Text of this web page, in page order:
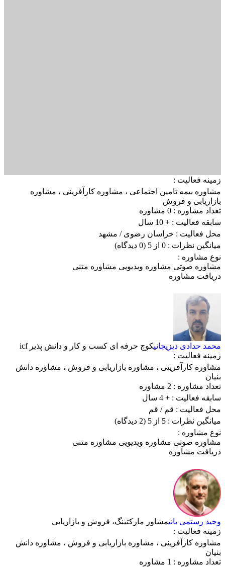
زمینه فعالیت :
مشاوره بیمه تامین اجتماعی ، مشاوره کارآفرینی ، مشاوره
بازاریابی و فروش
تعداد مشاوره : 0 مشاوره
سابقه فعالیت : + 10 سال
محل فعالیت : خراسان رضوی/ مشهد
میانگین نظرات : 0 از 5
(0 دیدگاه)
نوع مشاوره :
مشاوره صوتی مشاوره ویدیویی مشاوره متنی
دریافت مشاوره
محمد حدادی دیزیجانیکوچ حرفه ای کسب و کار و دانش پذیر icf
زمینه فعالیت :
مشاوره کارآفرینی ، مشاوره بازاریابی و فروش ، مشاوره دانش
بنیان
تعداد مشاوره : 2 مشاوره
سابقه فعالیت : + 4 سال
محل فعالیت : قم/ قم
میانگین نظرات : 5 از 5
(2 دیدگاه)
نوع مشاوره :
مشاوره صوتی مشاوره ویدیویی مشاوره متنی
دریافت مشاوره
وحید رستمی بانیمشاور مارکتینگ، فروش و بازاریابی
زمینه فعالیت :
مشاوره کارآفرینی ، مشاوره بازاریابی و فروش ، مشاوره دانش
بنیان
تعداد مشاوره : 1 مشاوره